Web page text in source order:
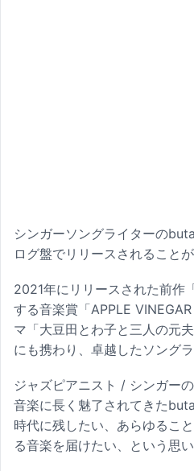
シンガーソングライターの
ログ盤でリリースされること
2021年にリリースされた前作
する音楽賞「APPLE
マ「大豆田とわ子と三人の元
にも携わり、卓越したソング
ジャズピアニスト / シンガー
音楽に長く魅了されてきた
時代に残したい、あらゆるこ
る音楽を届けたい、という思